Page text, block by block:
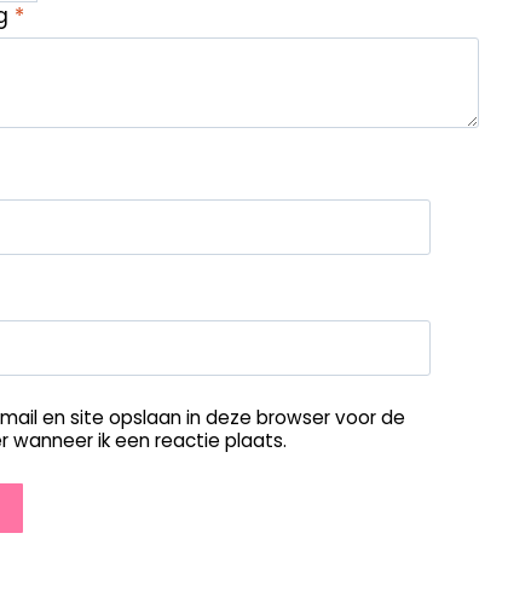
*
en site opslaan in deze browser voor de
wanneer ik een reactie plaats.